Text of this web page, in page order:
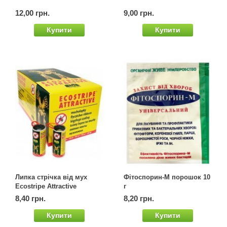
12,00 грн.
Купити
9,00 грн.
Купити
Липка стрічка від мух
Ecostripe Attractive
8,40 грн.
Купити
Фітоспорин-М порошок 10
г
8,20 грн.
Купити
Семена щавеля
Элитные семена в банках
Купить семена - хиты продаж